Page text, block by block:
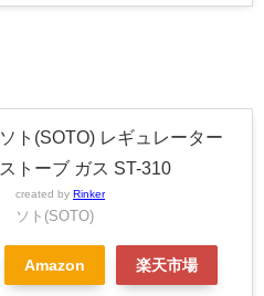
ソト(SOTO) レギュレーター
ストーブ ガス ST-310
created by Rinker
ソト(SOTO)
Amazon 楽天市場